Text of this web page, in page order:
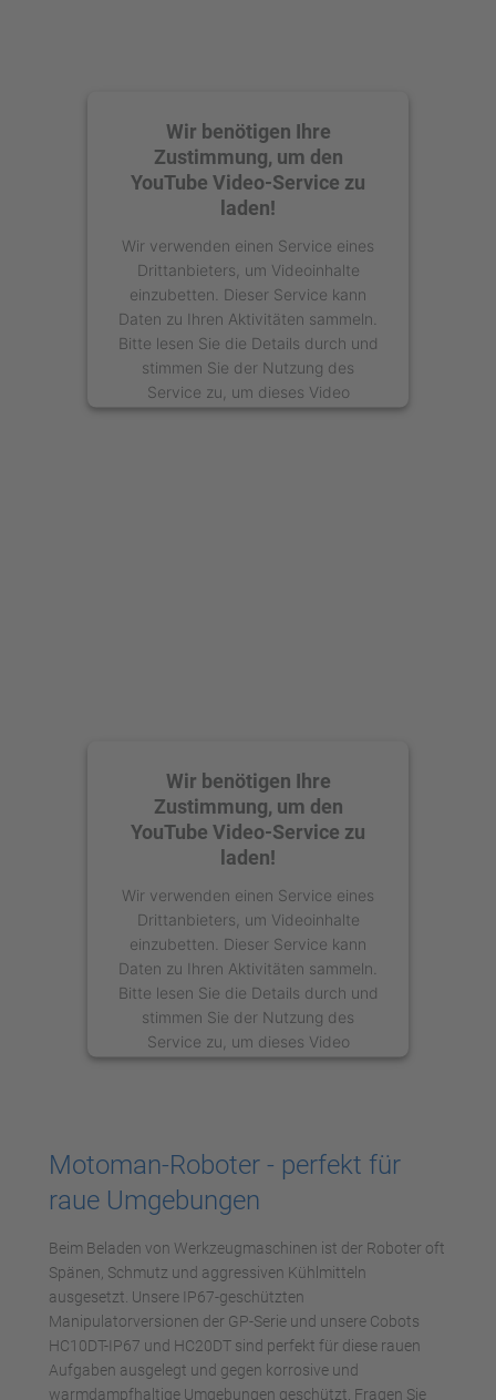
Wir benötigen Ihre
Zustimmung, um den
YouTube Video-Service zu
laden!
Wir verwenden einen Service eines
Drittanbieters, um Videoinhalte
einzubetten. Dieser Service kann
Daten zu Ihren Aktivitäten sammeln.
Bitte lesen Sie die Details durch und
stimmen Sie der Nutzung des
Service zu, um dieses Video
anzusehen.
Wir benötigen Ihre
Zustimmung, um den
YouTube Video-Service zu
laden!
Wir verwenden einen Service eines
Drittanbieters, um Videoinhalte
einzubetten. Dieser Service kann
Daten zu Ihren Aktivitäten sammeln.
Bitte lesen Sie die Details durch und
stimmen Sie der Nutzung des
Service zu, um dieses Video
anzusehen.
Akzeptieren
Management Platform
Motoman-Roboter - perfekt für
raue Umgebungen
Beim Beladen von Werkzeugmaschinen ist der Roboter oft
Spänen, Schmutz und aggressiven Kühlmitteln
ausgesetzt. Unsere IP67-geschützten
Manipulatorversionen der GP-Serie und unsere Cobots
HC10DT-IP67 und HC20DT sind perfekt für diese rauen
Aufgaben ausgelegt und gegen korrosive und
warmdampfhaltige Umgebungen geschützt. Fragen Sie